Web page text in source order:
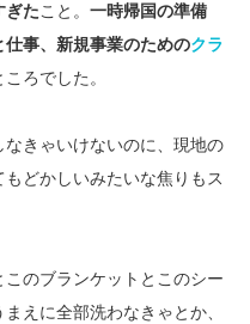
ぎたこと。 一時帰国の準備
仕事、新規事業のためのクラ
ろでした。
きゃいけないのに、現地の
どかしいみたいな焦りもス
のブランケットとこのシー
えに全部洗わなきゃとか、